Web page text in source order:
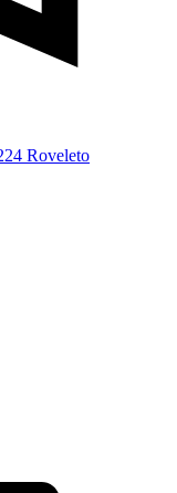
Roveleto